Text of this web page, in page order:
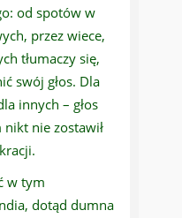
od spotów w
przez wiece,
tłumaczy się,
swój głos. Dla
innych – głos
nie zostawił
w tym
dotąd dumna